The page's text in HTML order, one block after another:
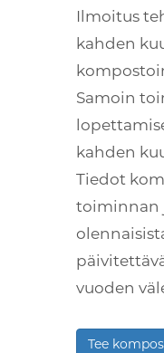
Ilmoitus
kahden
Samoin
kahden
Tiedot
toiminnan
vuoden
Tee